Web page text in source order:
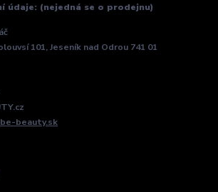
údaje: (nejedná se o prodejnu)
101, Jeseník nad Odrou 741 01
beauty.sk